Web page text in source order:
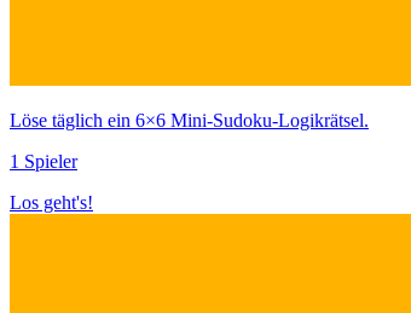
Löse täglich ein 6×6 Mini‑Sudoku‑Logikrätsel.
1 Spieler
Los geht's!